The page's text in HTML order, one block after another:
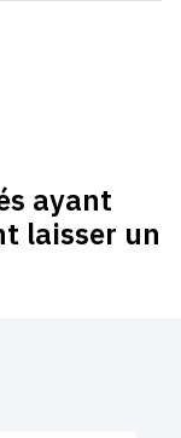
ayant
laisser un